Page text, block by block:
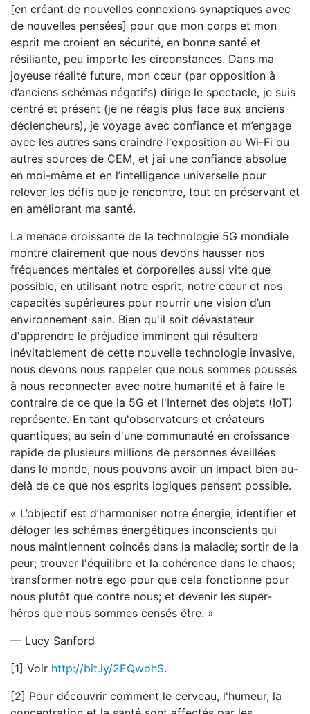
[en créant de nouvelles connexions synaptiques avec
de nouvelles pensées] pour que mon corps et mon
esprit me croient en sécurité, en bonne santé et
résiliante, peu importe les circonstances. Dans ma
joyeuse réalité future, mon cœur (par opposition à
d’anciens schémas négatifs) dirige le spectacle, je suis
centré et présent (je ne réagis plus face aux anciens
déclencheurs), je voyage avec confiance et m’engage
avec les autres sans craindre l'exposition au Wi-Fi ou
autres sources de CEM, et j’ai une confiance absolue
en moi-même et en l’intelligence universelle pour
relever les défis que je rencontre, tout en préservant et
en améliorant ma santé.
La menace croissante de la technologie 5G mondiale
montre clairement que nous devons hausser nos
fréquences mentales et corporelles aussi vite que
possible, en utilisant notre esprit, notre cœur et nos
capacités supérieures pour nourrir une vision d’un
environnement sain. Bien qu'il soit dévastateur
d'apprendre le préjudice imminent qui résultera
inévitablement de cette nouvelle technologie invasive,
nous devons nous rappeler que nous sommes poussés
à nous reconnecter avec notre humanité et à faire le
contraire de ce que la 5G et l'Internet des objets (IoT)
représente. En tant qu'observateurs et créateurs
quantiques, au sein d'une communauté en croissance
rapide de plusieurs millions de personnes éveillées
dans le monde, nous pouvons avoir un impact bien au-
delà de ce que nos esprits logiques pensent possible.
« L’objectif est d’harmoniser notre énergie; identifier et
déloger les schémas énergétiques inconscients qui
nous maintiennent coincés dans la maladie; sortir de la
peur; trouver l'équilibre et la cohérence dans le chaos;
transformer notre ego pour que cela fonctionne pour
nous plutôt que contre nous; et devenir les super-
héros que nous sommes censés être. »
— Lucy Sanford
[1] Voir http://bit.ly/2EQwohS.
[2] Pour découvrir comment le cerveau, l'humeur, la